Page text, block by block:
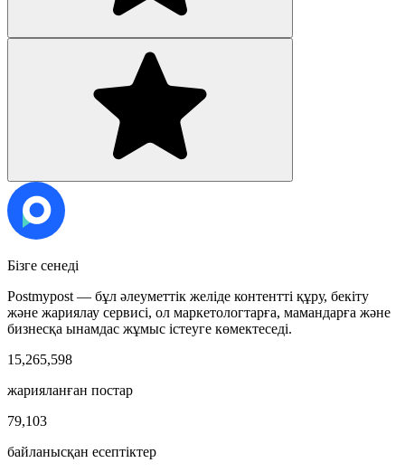
Бізге сенеді
Postmypost — бұл әлеуметтік желіде контентті құру, бекіту
және жариялау сервисі, ол маркетологтарға, мамандарға және
бизнесқа ынамдас жұмыс істеуге көмектеседі.
15,265,598
жарияланған постар
79,103
байланысқан есептіктер